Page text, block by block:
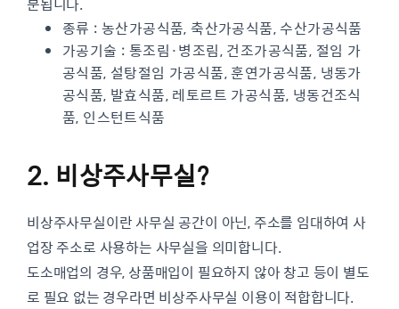
종류 : 농산가공식품, 축산가공식품, 수산가공식품
가공기술 : 통조림·병조림, 건조가공식품, 절임 가
공식품, 설탕절임 가공식품, 훈연가공식품, 냉동가
공식품, 발효식품, 레토르트 가공식품, 냉동건조식
품, 인스턴트식품
2. 비상주사무실?
비상주사무실이란 사무실 공간이 아닌, 주소를 임대하여 사
업장 주소로 사용하는 사무실을 의미합니다.
도소매업의 경우, 상품매입이 필요하지 않아 창고 등이 별도
로 필요 없는 경우라면 비상주사무실 이용이 적합합니다.